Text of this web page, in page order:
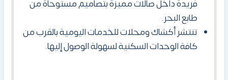
فريدة داخل صالات مميزة بتصاميم مستوحاة من
طابع البحر.
تنتشر أكشاك ومحلات للخدمات اليومية بالقرب من
كافة الوحدات السكنية لسهولة الوصول إليها.